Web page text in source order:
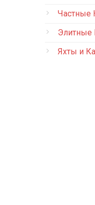
Частные
Яхты и